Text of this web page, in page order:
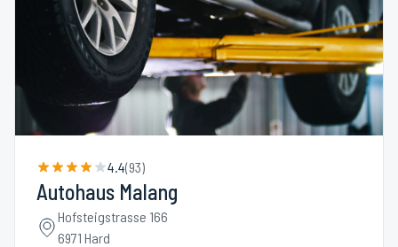
4.4(93)
Autohaus Malang
Hofsteigstrasse 166
6971 Hard